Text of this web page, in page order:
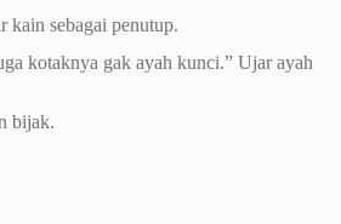
kain sebagai penutup.
kotaknya gak ayah kunci.” Ujar ayah
bijak.